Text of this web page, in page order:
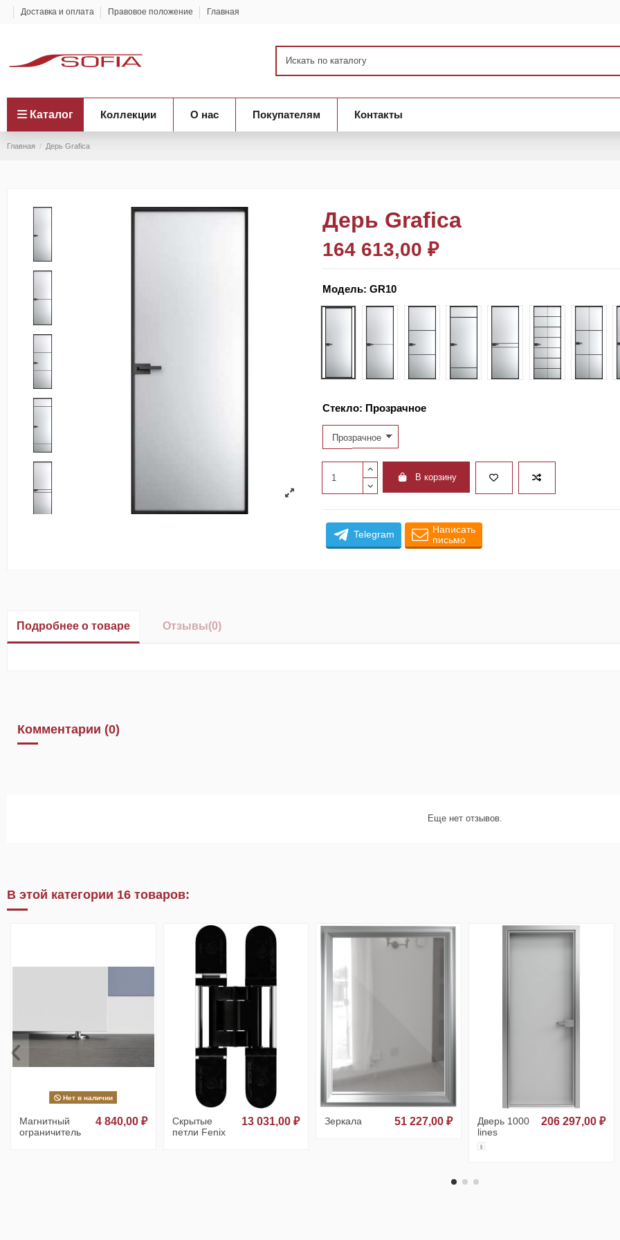
Доставка и оплата Правовое положение Главная
Каталог Коллекции О нас Покупателям Контакты
Главная Дерь Grafica
Дерь Grafica
164 613,00 ₽
Модель: GR10
GR15
Стекло: Прозрачное
В корзину
Telegram
Написать
письмо
Подробнее о товаре Отзывы(0)
Комментарии (0)
Еще нет отзывов.
В этой категории 16 товаров:
Нет в наличии
Магнитный
ограничитель
4 840,00 ₽
Скрытые
петли Fenix
13 031,00 ₽ Зеркала 51 227,00 ₽
Дверь 1000
lines
206 297,00 ₽